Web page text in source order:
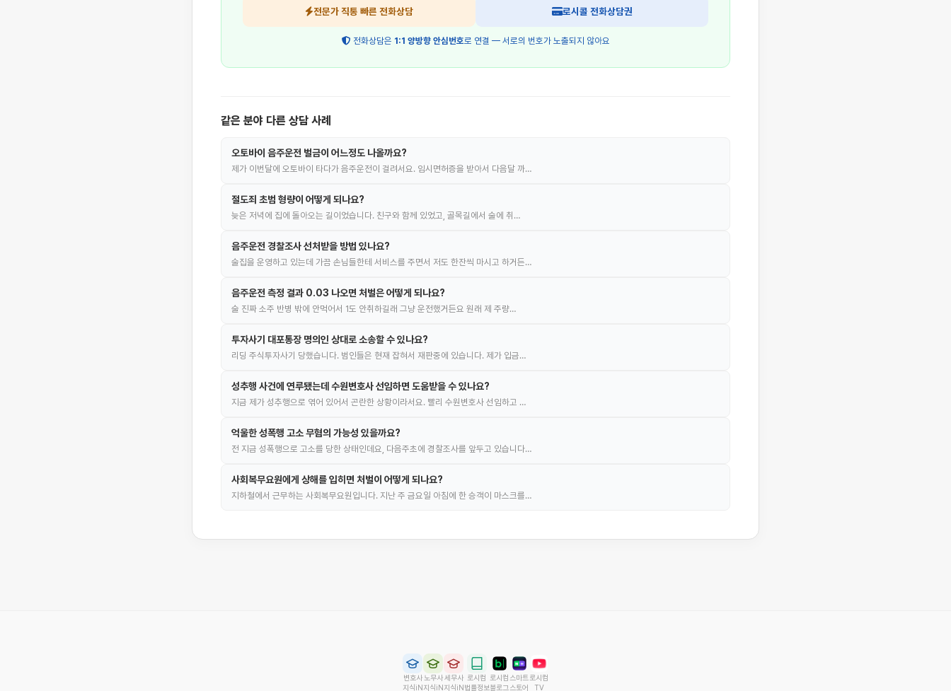
전문가 직통 빠른 전화상담 로시콜 전화상담권
전화상담은 1:1 양방향 안심번호로 연결 — 서로의 번호가 노출되지 않아요
같은 분야 다른 상담 사례
오토바이 음주운전 벌금이 어느정도 나올까요?
제가 이번달에 오토바이 타다가 음주운전이 걸려서요. 임시면허증을 받아서 다음달 까…
절도죄 초범 형량이 어떻게 되나요?
늦은 저녁에 집에 돌아오는 길이었습니다. 친구와 함께 있었고, 골목길에서 술에 취…
음주운전 경찰조사 선처받을 방법 있나요?
술집을 운영하고 있는데 가끔 손님들한테 서비스를 주면서 저도 한잔씩 마시고 하거든…
음주운전 측정 결과 0.03 나오면 처벌은 어떻게 되나요?
술 진짜 소주 반병 밖에 안먹어서 1도 안취하길래 그냥 운전했거든요 원래 제 주량…
투자사기 대포통장 명의인 상대로 소송할 수 있나요?
리딩 주식투자사기 당했습니다. 범인들은 현재 잡혀서 재판중에 있습니다. 제가 입금…
성추행 사건에 연루됐는데 수원변호사 선임하면 도움받을 수 있나요?
지금 제가 성추행으로 엮어 있어서 곤란한 상황이라서요. 빨리 수원변호사 선임하고 …
억울한 성폭행 고소 무혐의 가능성 있을까요?
전 지금 성폭행으로 고소를 당한 상태인데요, 다음주초에 경찰조사를 앞두고 있습니다…
사회복무요원에게 상해를 입히면 처벌이 어떻게 되나요?
지하철에서 근무하는 사회복무요원입니다. 지난 주 금요일 아침에 한 승객이 마스크를…
변호사
지식iN
노무사
지식iN
세무사
지식iN
로시컴
법률정보
로시컴
블로그
스마트
스토어
로시컴
TV